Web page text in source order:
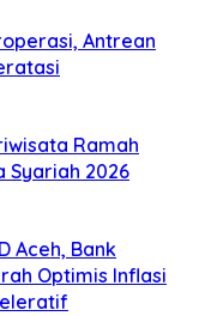
Antrean
Ramah
Syariah 2026
Aceh, Bank
Optimis Inflasi